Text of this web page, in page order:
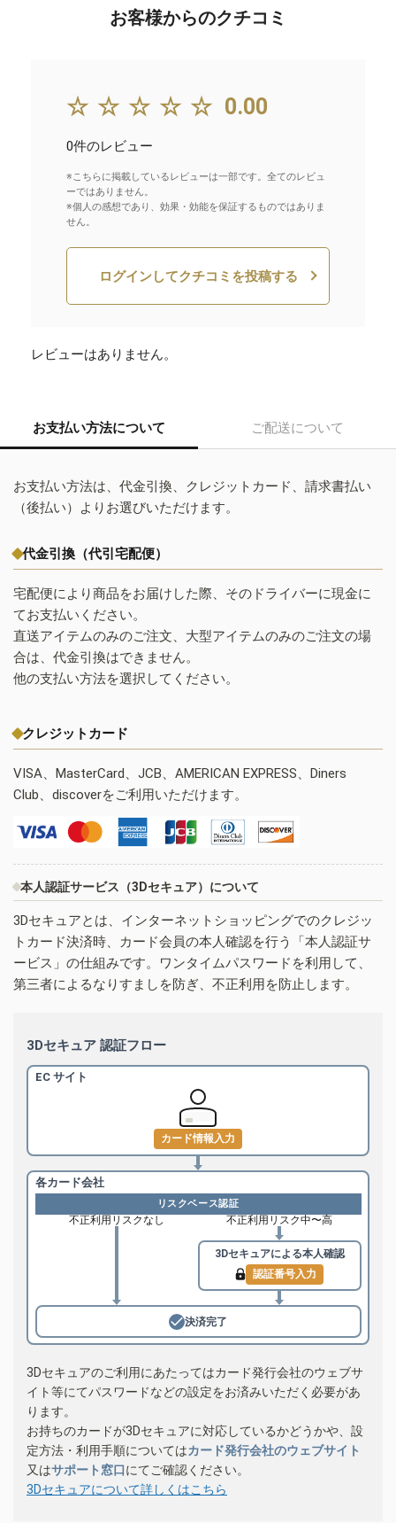
お客様からのクチコミ
☆☆☆☆☆ 0.00
0件のレビュー
※こちらに掲載しているレビューは一部です。全てのレビュ
ーではありません。
※個人の感想であり、効果・効能を保証するものではありま
せん。
ログインしてクチコミを投稿する
レビューはありません。
お支払い方法について ご配送について
お支払い方法は、代金引換、クレジットカード、請求書払い
（後払い）よりお選びいただけます。
代金引換（代引宅配便）
宅配便により商品をお届けした際、そのドライバーに現金に
てお支払いください。
直送アイテムのみのご注文、大型アイテムのみのご注文の場
合は、代金引換はできません。
他の支払い方法を選択してください。
クレジットカード
VISA、MasterCard、JCB、AMERICAN EXPRESS、Diners
Club、discoverをご利用いただけます。
本人認証サービス（3Dセキュア）について
3Dセキュアとは、インターネットショッピングでのクレジッ
トカード決済時、カード会員の本人確認を行う「本人認証サ
ービス」の仕組みです。ワンタイムパスワードを利用して、
第三者によるなりすましを防ぎ、不正利用を防止します。
3Dセキュア 認証フロー
EC サイト
カード情報入力
各カード会社
リスクベース認証
不正利用リスクなし 不正利用リスク中〜高
3Dセキュアによる本人確認
認証番号入力
決済完了
3Dセキュアのご利用にあたってはカード発行会社のウェブサ
イト等にてパスワードなどの設定をお済みいただく必要があ
ります。
お持ちのカードが3Dセキュアに対応しているかどうかや、設
定方法・利用手順についてはカード発行会社のウェブサイト
又はサポート窓口にてご確認ください。
3Dセキュアについて詳しくはこちら